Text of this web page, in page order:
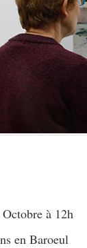
à 12h
en Baroeul